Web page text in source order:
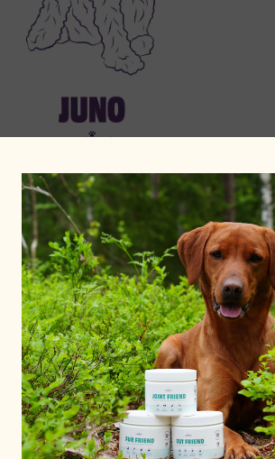
Active location:
labradoodle.juno
Instagram